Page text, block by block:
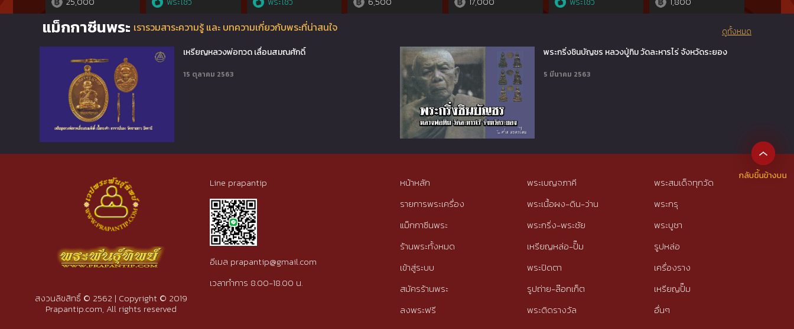
สัมผัส{rare show}
สมณศักดิ์ rare​ showผง
อุดพุทธคุณเดิมไม่ผ่าน
การใช้สัมผัส
แม็กกาซีนพระ เรารวมสาระความรู้ และ บทความเกี่ยวกับพระที่น่าสนใจ
เหรียญหลวงพ่อทวด เลื่อนสมณศักดิ์
15 ตุลาคม 2563
พระกริ่งชินบัญชร หลวงปู่ทิม วัดละหารไร่ จังหวัดระยอง
5 มีนาคม 2563
ดูทั้งหมด
สงวนลิขสิทธิ์ © 2562 | Copyright © 2019
Prapantip.com, All rights reserved
Line prapantip
อีเมล prapantip@gmail.com
เวลาทำการ 8.00-18.00 น.
หน้าหลัก
รายการพระเครื่อง
แม็กกาซีนพระ
ร้านพระทั้งหมด
เข้าสู่ระบบ
สมัครร้านพระ
ลงพระฟรี
พระเบญจภาคี
พระเนื้อผง-ดิน-ว่าน
พระกริ่ง-พระชัย
เหรียญหล่อ-ปั๊ม
พระปิดตา
รูปถ่าย-ล๊อกเก็ต
พระติดรางวัล
พระสมเด็จทุกวัด
พระกรุ
พระบูชา
รูปหล่อ
เครื่องราง
เหรียญปั๊ม
อื่นๆ